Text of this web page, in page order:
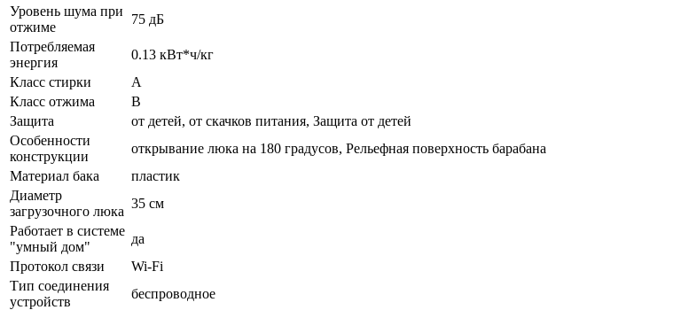
Уровень шума при
отжиме
75 дБ
Потребляемая
энергия
0.13 кВт*ч/кг
Класс стирки
A
Класс отжима
B
Защита
от детей, от скачков питания, Защита от детей
Особенности
конструкции
открывание люка на 180 градусов, Рельефная поверхность барабана
Материал бака
пластик
Диаметр
загрузочного люка
35 см
Работает в системе
"умный дом"
да
Протокол связи
Wi-Fi
Тип соединения
устройств
беспроводное